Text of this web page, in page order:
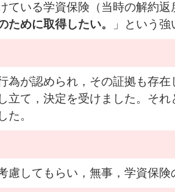
ている学資保険（当時の解約
ために取得したい。 」という強
為が認められ，その証拠も存
立て，決定を受けました。そ
た。
慮してもらい，無事，学資保険